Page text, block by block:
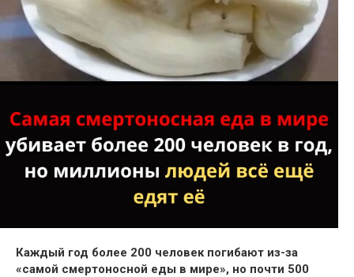
Каждый год более 200 человек погибают из-за
«самой смертоносной еды в мире», но почти 500